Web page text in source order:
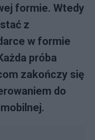
formie. Wtedy
z
w formie
próba
zakończy się
do